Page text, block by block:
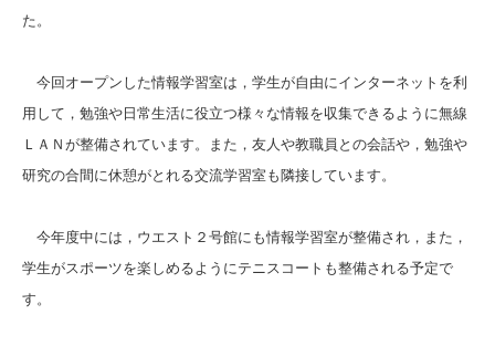
た。
今回オープンした情報学習室は，学生が自由にインターネットを利
用して，勉強や日常生活に役立つ様々な情報を収集できるように無線
ＬＡＮが整備されています。また，友人や教職員との会話や，勉強や
研究の合間に休憩がとれる交流学習室も隣接しています。
今年度中には，ウエスト２号館にも情報学習室が整備され，また，
学生がスポーツを楽しめるようにテニスコートも整備される予定で
す。